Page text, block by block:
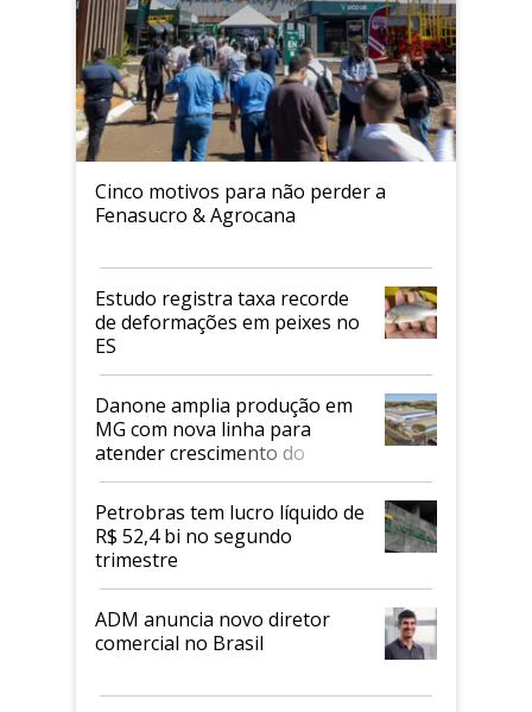
Cinco motivos para não perder a
Fenasucro & Agrocana
Estudo registra taxa recorde
de deformações em peixes no
ES
Danone amplia produção em
MG com nova linha para
atender crescimento do
mercado de alimentos
proteicos
Petrobras tem lucro líquido de
R$ 52,4 bi no segundo
trimestre
ADM anuncia novo diretor
comercial no Brasil